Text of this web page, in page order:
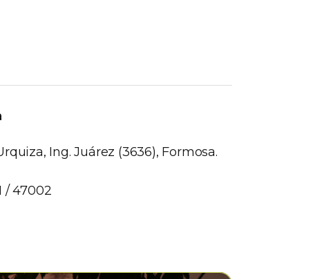
Ing. Juárez (3636), Formosa.
/ 47002